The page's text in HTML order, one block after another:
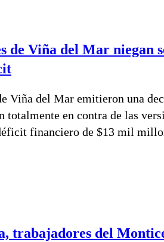
de Viña del Mar niegan
Viña del Mar emitieron una
totalmente en contra de las
financiero de $13 mil
trabajadores del